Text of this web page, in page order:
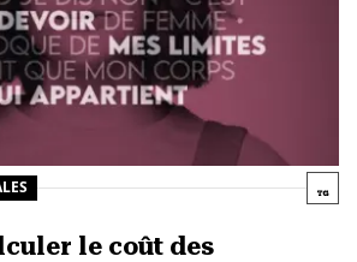
le coût des